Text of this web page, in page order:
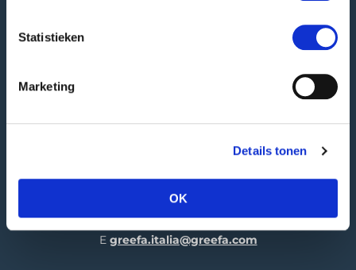
Statistieken
Marketing
Details tonen
OK
GREEFA Italia GmbH
39011 Lana | IT
T+39 0473 424 181
E greefa.italia@greefa.com